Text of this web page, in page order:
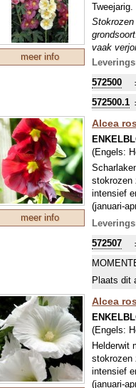
meer info
vaak
572500
572500.1
meer info
Alcea
(Engels:
stokrozen
intensief
(januari-
tweejarig.
vaak
572507
Plaats dit
Alcea
(Engels:
Helderwit
stokrozen
intensief
(januari-